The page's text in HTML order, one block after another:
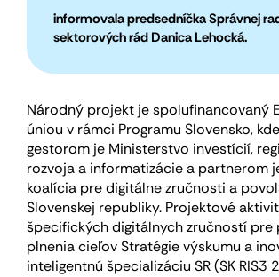
informovala predsedníčka Správnej
sektorových rád Danica Lehocká.
Národný projekt je spolufinancovaný
úniou v rámci Programu Slovensko,
gestorom je Ministerstvo investícií,
rozvoja a informatizácie a partnerom
koalícia pre digitálne zručnosti a
Slovenskej republiky. Projektové
špecifických digitálnych zručností pre
plnenia cieľov Stratégie výskumu a
inteligentnú špecializáciu SR (SK RIS3